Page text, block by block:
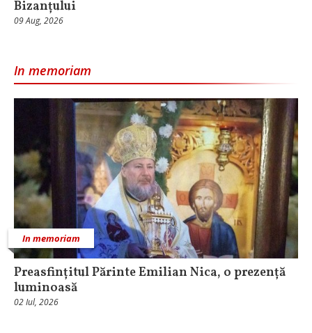
Bizanțului
09 Aug, 2026
In memoriam
In memoriam
Preasfințitul Părinte Emilian Nica, o prezență
luminoasă
02 Iul, 2026